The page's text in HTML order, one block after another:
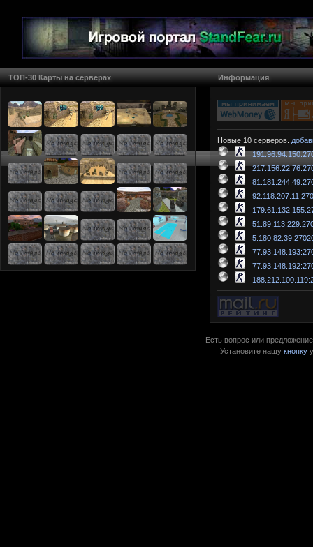
ТОП-30 Карты на серверах Информация
Новые 10 серверов.
Есть вопрос или
Установите нашукнопку